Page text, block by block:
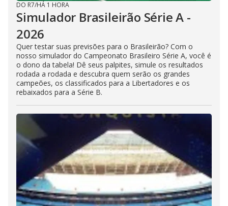
DO R7/HÁ 1 HORA
Simulador Brasileirão Série A -
2026
Quer testar suas previsões para o Brasileirão? Com o
nosso simulador do Campeonato Brasileiro Série A, você é
o dono da tabela! Dê seus palpites, simule os resultados
rodada a rodada e descubra quem serão os grandes
campeões, os classificados para a Libertadores e os
rebaixados para a Série B.